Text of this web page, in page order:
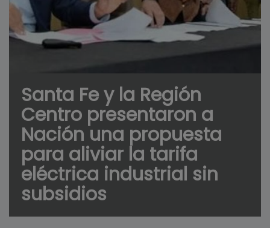
Santa Fe y la Región
Centro presentaron a
Nación una propuesta
para aliviar la tarifa
eléctrica industrial sin
subsidios